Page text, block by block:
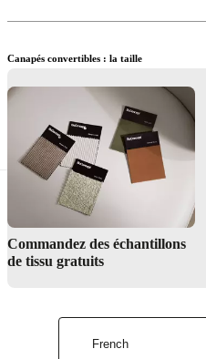
Canapés convertibles : la taille
Découvrir les canapés convertibles en magasin
Commandez des échantillons
de tissu gratuits
French